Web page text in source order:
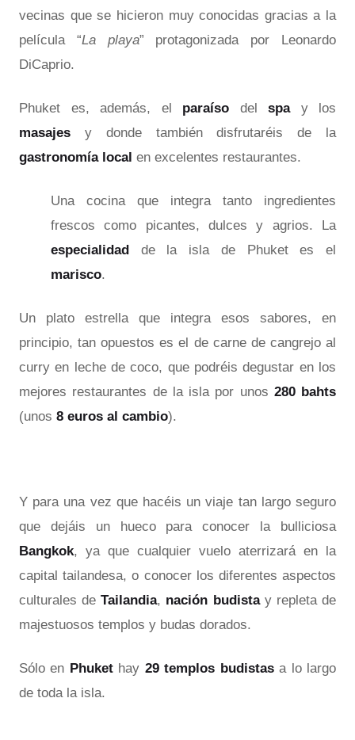
vecinas que se hicieron muy conocidas gracias a la
película “La playa” protagonizada por Leonardo
DiCaprio.
Phuket es, además, el paraíso del spay los
masajes y donde también disfrutaréis de la
gastronomía local en excelentes restaurantes.
Una cocina que integra tanto ingredientes
frescos como picantes, dulces y agrios. La
especialidad de la isla de Phuket es el
marisco.
Un plato estrella que integra esos sabores, en
principio, tan opuestos es el de carne de cangrejo al
curry en leche de coco, que podréis degustar en los
mejores restaurantes de la isla por unos 280 bahts
(unos 8 euros al cambio).
Y para una vez que hacéis un viaje tan largo seguro
que dejáis un hueco para conocer la bulliciosa
Bangkok, ya que cualquier vuelo aterrizará en la
capital tailandesa, o conocer los diferentes aspectos
culturales deTailandia, nación budistay repleta de
majestuosos templos y budas dorados.
Sólo en Phukethay 29 templos budistasa lo largo
de toda la isla.